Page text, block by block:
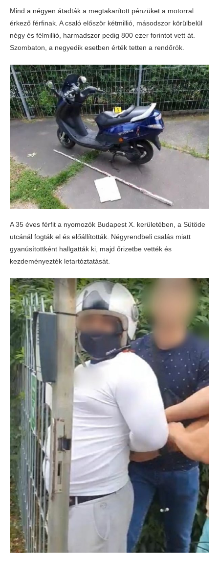
Mind a négyen átadták a megtakarított pénzüket a motorral
érkező férfinak. A csaló először kétmillió, másodszor körülbelül
négy és félmillió, harmadszor pedig 800 ezer forintot vett át.
Szombaton, a negyedik esetben érték tetten a rendőrök.
A 35 éves férfit a nyomozók Budapest X. kerületében, a Sütöde
utcánál fogták el és előállították. Négyrendbeli csalás miatt
gyanúsítottként hallgatták ki, majd őrizetbe vették és
kezdeményezték letartóztatását.